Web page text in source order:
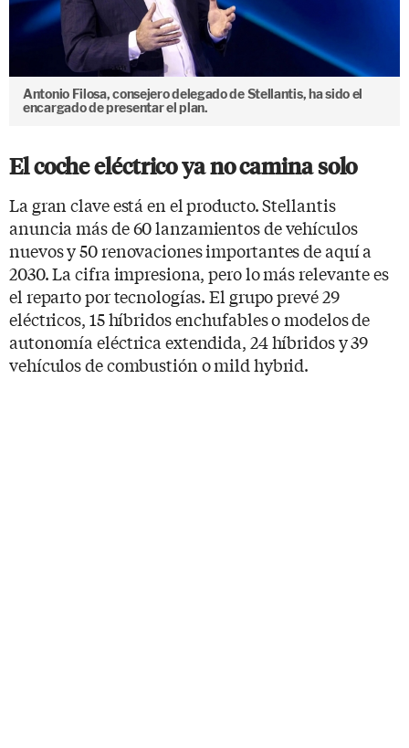
Antonio Filosa, consejero delegado de Stellantis, ha sido el
encargado de presentar el plan.
El coche eléctrico ya no camina solo
La gran clave está en el producto. Stellantis
anuncia más de 60 lanzamientos de vehículos
nuevos y 50 renovaciones importantes de aquí a
2030. La cifra impresiona, pero lo más relevante es
el reparto por tecnologías. El grupo prevé 29
eléctricos, 15 híbridos enchufables o modelos de
autonomía eléctrica extendida, 24 híbridos y 39
vehículos de combustión o mild hybrid.